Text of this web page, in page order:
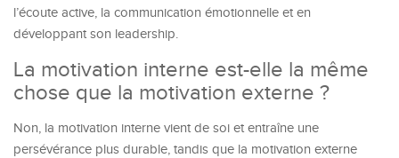
l’écoute active, la communication émotionnelle et en
développant son leadership.
La motivation interne est-elle la même
chose que la motivation externe ?
Non, la motivation interne vient de soi et entraîne une
persévérance plus durable, tandis que la motivation externe